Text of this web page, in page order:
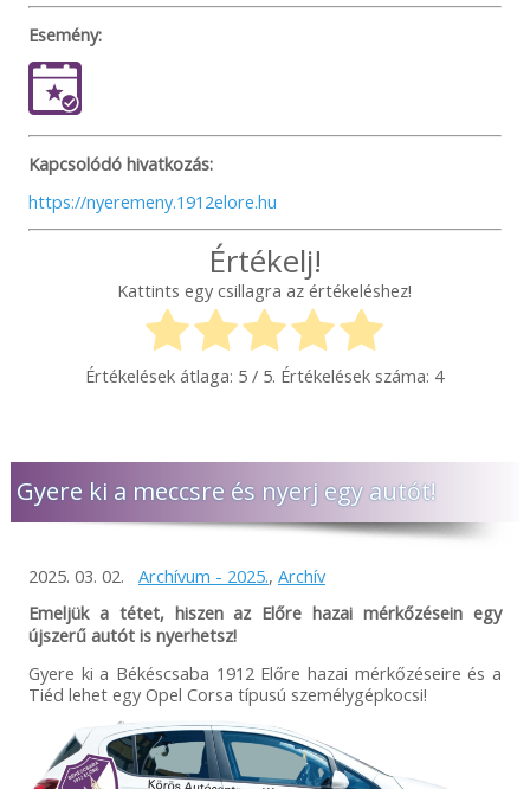
Esemény:
Kapcsolódó hivatkozás:
https://nyeremeny.1912elore.hu
Értékelj!
Kattints egy csillagra az értékeléshez!
Értékelések átlaga: 5 / 5. Értékelések száma: 4
Gyere ki a meccsre és nyerj egy autót!
2025. 03. 02. Archívum - 2025., Archív
Emeljük a tétet, hiszen az Előre hazai mérkőzésein egy
újszerű autót is nyerhetsz!
Gyere ki a Békéscsaba 1912 Előre hazai mérkőzéseire és a
Tiéd lehet egy Opel Corsa típusú személygépkocsi!